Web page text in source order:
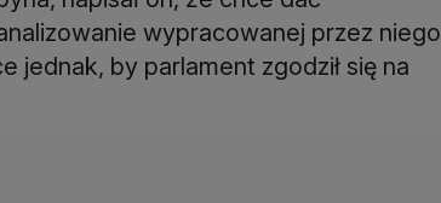
wypracowanej przez niego
jednak, by parlament zgodził się na